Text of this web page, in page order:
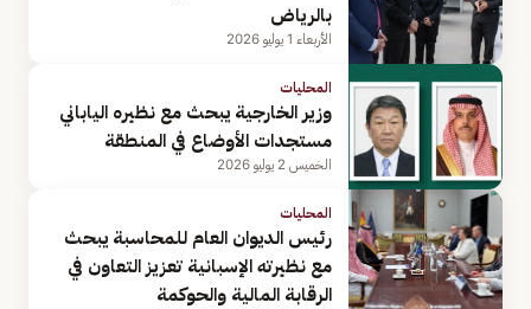
بالرياض
الأربعاء 1 يوليو 2026
المحليات
وزير الخارجية يبحث مع نظيره الياباني
مستجدات الأوضاع في المنطقة
الخميس 2 يوليو 2026
المحليات
رئيس الديوان العام للمحاسبة يبحث
مع نظيرته الإسبانية تعزيز التعاون في
الرقابة المالية والحوكمة